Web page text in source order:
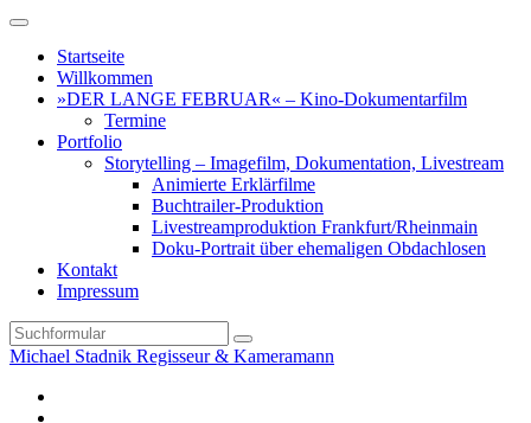
Startseite
Willkommen
»DER LANGE FEBRUAR« – Kino-Dokumentarfilm
Termine
Portfolio
Storytelling – Imagefilm, Dokumentation, Livestream
Animierte Erklärfilme
Buchtrailer-Produktion
Livestreamproduktion Frankfurt/Rheinmain
Doku-Portrait über ehemaligen Obdachlosen
Kontakt
Impressum
Search
Michael Stadnik Regisseur & Kameramann